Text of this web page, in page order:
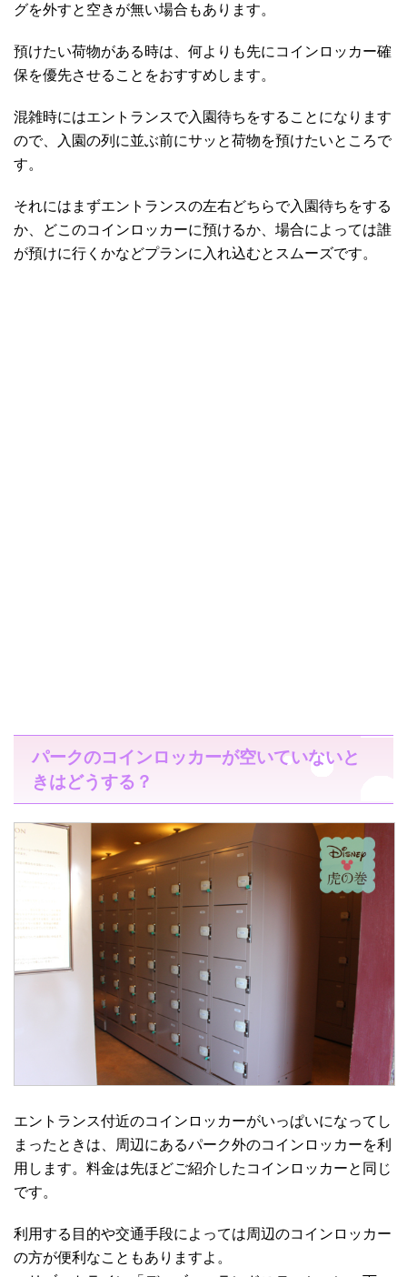
グを外すと空きが無い場合もあります。
預けたい荷物がある時は、何よりも先にコインロッカー確
保を優先させることをおすすめします。
混雑時にはエントランスで入園待ちをすることになります
ので、入園の列に並ぶ前にサッと荷物を預けたいところで
す。
それにはまずエントランスの左右どちらで入園待ちをする
か、どこのコインロッカーに預けるか、場合によっては誰
が預けに行くかなどプランに入れ込むとスムーズです。
パークのコインロッカーが空いていないと
きはどうする？
エントランス付近のコインロッカーがいっぱいになってし
まったときは、周辺にあるパーク外のコインロッカーを利
用します。料金は先ほどご紹介したコインロッカーと同じ
です。
利用する目的や交通手段によっては周辺のコインロッカー
の方が便利なこともありますよ。